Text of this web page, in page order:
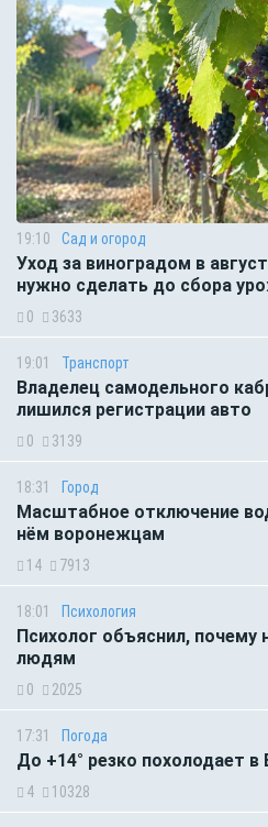
19:10 Сад и огород
Уход за виноградом в
нужно сделать до сбора
0 3633
19:01 Транспорт
Владелец самодельного
лишился регистрации авто
0 3139
18:31 Город
Масштабное отключение
нём воронежцам
14 7913
18:01 Психология
Психолог объяснил, почему
людям
0 2025
17:31 Погода
До +14° резко похолодает
4 10328